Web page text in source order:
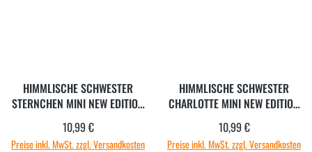
HIMMLISCHE SCHWESTER
STERNCHEN MINI NEW EDITION
9
Regulärer Preis:
10,99 €
Preise inkl. MwSt. zzgl. Versandkosten
HIMMLISCHE SCHWESTER
CHARLOTTE MINI NEW EDITION
9
Regulärer Preis:
10,99 €
Preise inkl. MwSt. zzgl. Versandkosten